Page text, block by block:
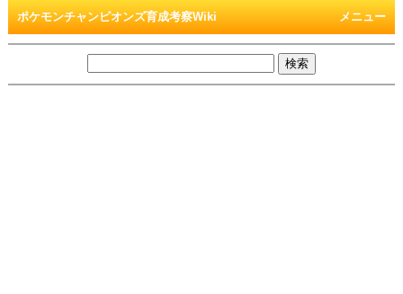
メニュー
ポケモンチャンピオンズ育成考察Wiki